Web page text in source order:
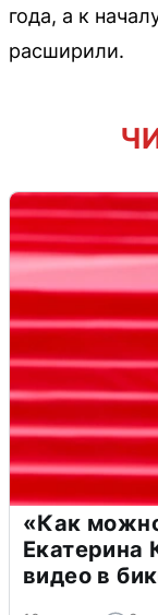
года, а к
расширили.
«Как
Екатерина
видео в